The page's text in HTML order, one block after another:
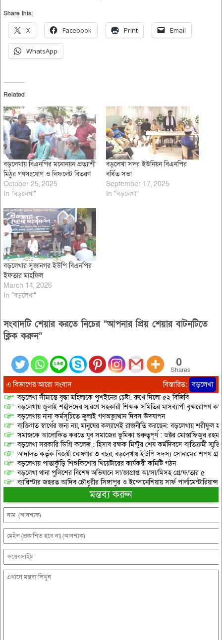
Share this:
X Facebook Print Email
WhatsApp
Related
বড়লেখায় বিএনপির মনোনয়ন প্রত্যাশী
মিঠুর গণসংযোগ ও লিফলেট বিতরণ
October 25, 2025
In "বড়লেখা"
বড়লেখা সদর ইউনিয়ন বিএনপির
বর্ধিত সভা
September 17, 2025
In "বড়লেখা"
বড়লেখার সুজানগর ইউপি বিএনপির
ইফতার মাহফিল
March 14, 2026
In "বড়লেখা"
সংবাদটি শেয়ার করতে নিচের “আপনার প্রিয় শেয়ার বাটনটিতে
ক্লিক করুন”
0
Shares
এ বিভাগের আরো সংবাদ বিস্তারিত: বড়লেখা
বড়লেখা সীমান্তে বৃদ্ধা মহিলাকে পুশইনের চেষ্টা: রুখে দিলো ৫২ বিজিবি
বড়লেখায় জুলাই শহীদদের স্মরণে সহকারী শিক্ষক সমিতির মাসব্যাপী বৃক্ষরোপণ
বড়লেখায় নানা কর্মসূচিতে জুলাই গণঅভ্যুত্থান দিবস উদযাপন
ব্যক্তিগত স্বার্থের জন্য নয়, মানুষের কল্যাণেই রাজনীতি করছেন: বড়লেখায় শরীফুল
সমাজকে আলোকিত করতে যুব সমাজের ভূমিকা গুরুত্বপূর্ণ : ডক্টর মোস্তাফিজুর
বড়লেখা সরকারি ডিগ্রি কলেজ : হিসাব রক্ষক মিন্টুর শেষ কর্মদিবসে ব্যতিক্রমী
আদালত কর্তৃক বিজয়ী ঘোষণার ৩ বছর, বড়লেখায় ইউপি সদস্য সোনামের শপথ
বড়লেখায় পাতাকুঁড়ি শিশুকিশোর থিয়েটারের কার্যকরী কমিটি গঠন
বড়লেখা থানা পুলিশের বিশেষ অভিযানে সা/জাপ্রাপ্ত আ/সা/মিসহ গ্রে/ফ/তার ৫
ব্যারিস্টার জহরত আদিব চৌধুরীর সিঙ্গাপুর ও ইন্দোনেশিয়ায় সার্ফ পার্লামেন্টারিয়ান্স
মন্তব্য করুন